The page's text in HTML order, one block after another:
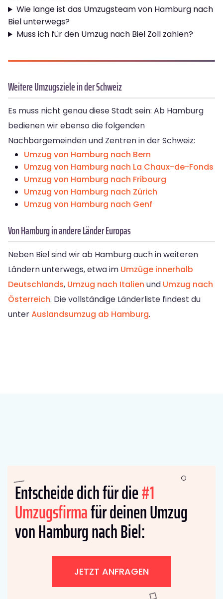
Wie lange ist das Umzugsteam von Hamburg nach
Biel unterwegs?
Muss ich für den Umzug nach Biel Zoll zahlen?
Weitere Umzugsziele in der Schweiz
Es muss nicht genau diese Stadt sein: Ab Hamburg
bedienen wir ebenso die folgenden
Nachbargemeinden und Zentren in der Schweiz:
Umzug von Hamburg nach Bern
Umzug von Hamburg nach La Chaux-de-Fonds
Umzug von Hamburg nach Fribourg
Umzug von Hamburg nach Zürich
Umzug von Hamburg nach Genf
Von Hamburg in andere Länder Europas
Neben Biel sind wir ab Hamburg auch in weiteren
Ländern unterwegs, etwa im Umzüge innerhalb
Deutschlands, Umzug nach Italien und Umzug nach
Österreich. Die vollständige Länderliste findest du
unterAuslandsumzug ab Hamburg.
Entscheide dich für die#1
Umzugsfirmafür deinen Umzug
von Hamburg nach Biel:
JETZT ANFRAGEN